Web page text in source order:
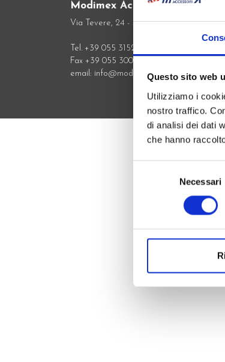
Questo sito web
Utilizziamo i
nostro traffico.
di analisi dei dati
che hanno
Necessari
Modimex Accessori Srl
Via Tevere, 24 - 50019 Osmannoro
Tel. +39 055 315222 -374480
Fax +39 055 300239
email: info@modimex.it